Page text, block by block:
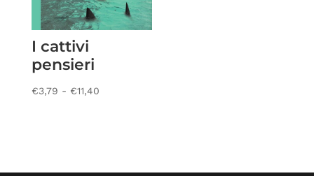
I cattivi
pensieri
€3,79 - €11,40Fascia